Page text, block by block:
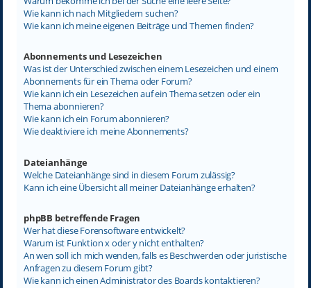
Wie kann ich nach Mitgliedern suchen?
Wie kann ich meine eigenen Beiträge und Themen finden?
Abonnements und Lesezeichen
Was ist der Unterschied zwischen einem Lesezeichen und einem
Abonnements für ein Thema oder Forum?
Wie kann ich ein Lesezeichen auf ein Thema setzen oder ein
Thema abonnieren?
Wie kann ich ein Forum abonnieren?
Wie deaktiviere ich meine Abonnements?
Dateianhänge
Welche Dateianhänge sind in diesem Forum zulässig?
Kann ich eine Übersicht all meiner Dateianhänge erhalten?
phpBB betreffende Fragen
Wer hat diese Forensoftware entwickelt?
Warum ist Funktion x oder y nicht enthalten?
An wen soll ich mich wenden, falls es Beschwerden oder juristische
Anfragen zu diesem Forum gibt?
Wie kann ich einen Administrator des Boards kontaktieren?